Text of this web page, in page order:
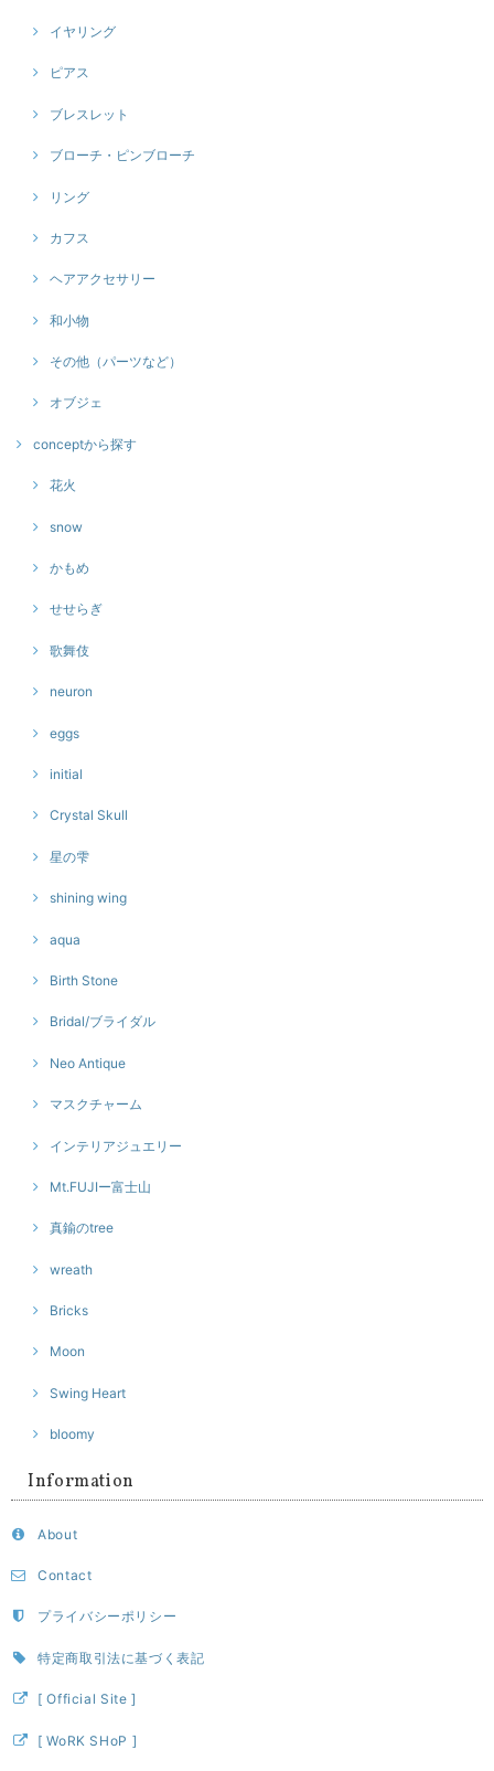
イヤリング
ピアス
ブレスレット
ブローチ・ピンブローチ
リング
カフス
ヘアアクセサリー
和小物
その他（パーツなど）
オブジェ
conceptから探す
花火
snow
かもめ
せせらぎ
歌舞伎
neuron
eggs
initial
Crystal Skull
星の雫
shining wing
aqua
Birth Stone
Bridal/ブライダル
Neo Antique
マスクチャーム
インテリアジュエリー
Mt.FUJIー富士山
真鍮のtree
wreath
Bricks
Moon
Swing Heart
bloomy
Information
About
Contact
プライバシーポリシー
特定商取引法に基づく表記
[ Official Site ]
[ WoRK SHoP ]